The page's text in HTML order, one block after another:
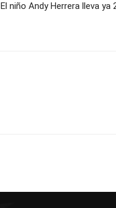
El niño Andy Herrera lleva ya